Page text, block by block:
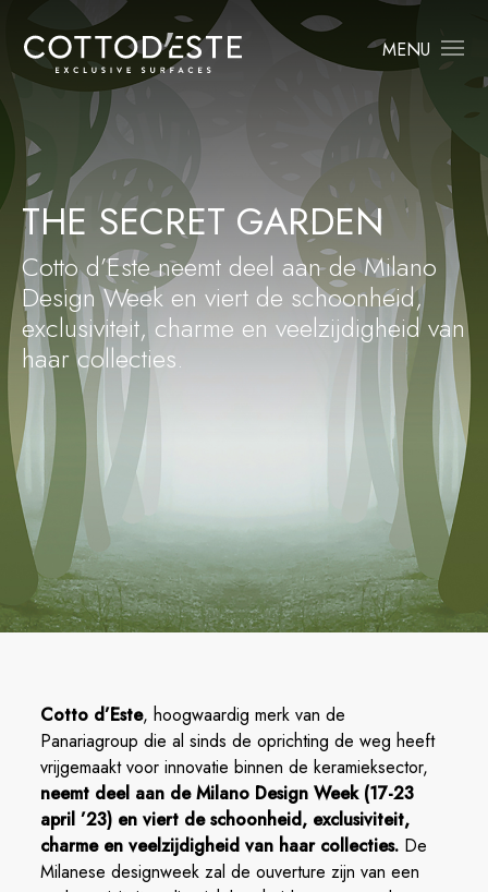
MENU
THE SECRET GARDEN
Cotto d’Este neemt deel aan de Milano
Design Week en viert de schoonheid,
exclusiviteit, charme en veelzijdigheid van
haar collecties.
Cotto d’Este, hoogwaardig merk van de
Panariagroup die al sinds de oprichting de weg heeft
vrijgemaakt voor innovatie binnen de keramieksector,
neemt deel aan de Milano Design Week (17-23
april ’23) en viert de schoonheid, exclusiviteit,
charme en veelzijdigheid van haar collecties. De
Milanese designweek zal de ouverture zijn van een